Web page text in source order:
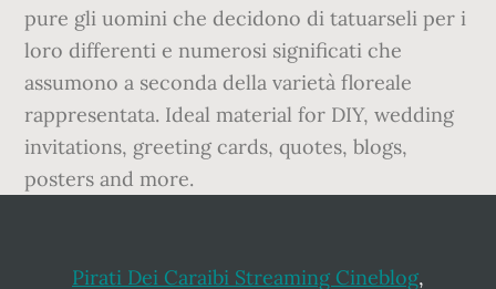
Pirati Dei Caraibi Streaming Cineblog,